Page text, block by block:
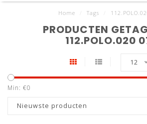
Home Tags
PRODUCTEN
112.POLO.020
12
Min: €0
Nieuwste producten